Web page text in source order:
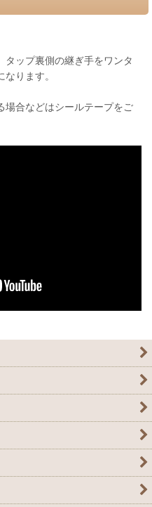
タップ裏側の継ぎ手をワンタ
ります。
場合などはシールテープをご